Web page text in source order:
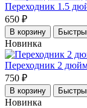
Переходник 1.5
650 ₽
В корзину
Новинка
Переходник 2
750 ₽
В корзину
Новинка